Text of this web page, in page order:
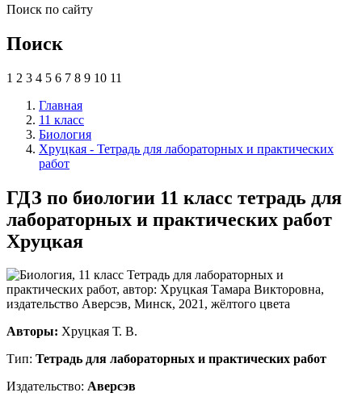
Поиск по сайту
Поиск
1 2 3 4 5 6 7 8 9 10 11
Главная
11 класс
Биология
Хруцкая - Тетрадь для лабораторных и практических
работ
ГДЗ по биологии 11 класс тетрадь для
лабораторных и практических работ
Хруцкая
Авторы: Хруцкая Т. В.
Тип: Тетрадь для лабораторных и практических работ
Издательство: Аверсэв